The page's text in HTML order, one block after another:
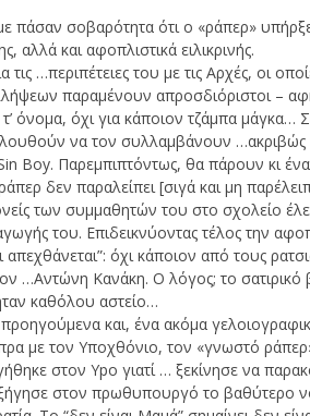
πάσαν σοβαρότητα ότι ο «ράπερ»
αλλά και αφοπλιστικά ειλικρινής.
τις …περιπέτειες του με τις Αρχές, οι
παραμένουν απροσδιόριστοι –
όνομα, όχι για κάποιον τζάμπα μάγκα…
να τον συλλαμβάνουν …ακριβώς
Boy. Παρεμπιπτόντως, θα πάρουν κι
δεν παραλείπει [σιγά και μη
των συμμαθητών του στο σχολείο
του. Επιδεικνύοντας τέλος την
απεχθάνεται”: όχι κάποιον από τους
…Αντώνη Κανάκη. Ο λόγος; το σατιρικό
καθόλου αστείο…
προηγούμενα και, ένα ακόμα
με τον Υποχθόνιο, τον «γνωστό
στον Ypo γιατί … ξεκίνησε να
στον πρωθυπουργό το βαθύτερο